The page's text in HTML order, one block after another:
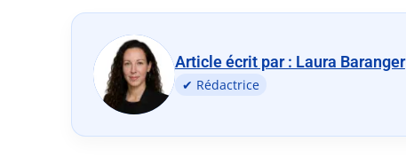
Article écrit par : Laura Baranger
✔ Rédactrice